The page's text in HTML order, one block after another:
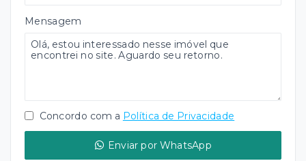
Mensagem
Concordo com a Política de Privacidade
Enviar por WhatsApp